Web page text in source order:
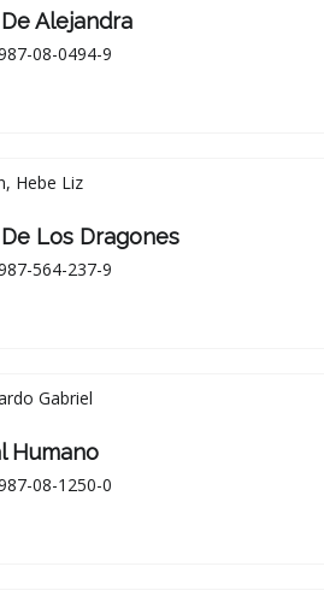
Alejandra
08-0494-9
Hebe Liz
Los Dragones
564-237-9
Gabriel
Humano
08-1250-0